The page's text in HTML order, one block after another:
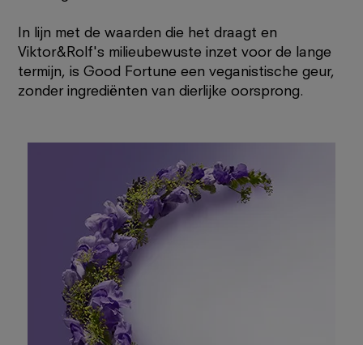
In lijn met de waarden die het draagt ​​en
Viktor&Rolf's milieubewuste inzet voor de lange
termijn, is Good Fortune een veganistische geur,
zonder ingrediënten van dierlijke oorsprong.